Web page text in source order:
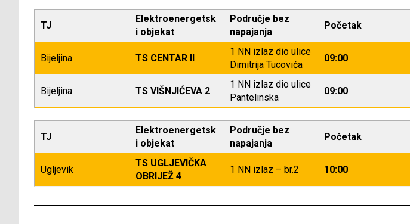
TJ
Elektroenergetsk
i objekat
Područje bez
napajanja
Početak
Bijeljina TS CENTAR II
1 NN izlaz dio ulice
Dimitrija Tucovića
09:00
Bijeljina TS VIŠNJIĆEVA 2
1 NN izlaz dio ulice
Pantelinska
09:00
TJ
Elektroenergetsk
i objekat
Područje bez
napajanja
Početak
Ugljevik
TS UGLJEVIČKA
OBRIJEŽ 4
1 NN izlaz – br.2 10:00